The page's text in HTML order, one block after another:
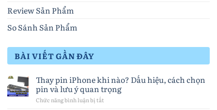
Review Sản Phẩm
So Sánh Sản Phẩm
BÀI VIẾT GẦN ĐÂY
Thay pin iPhone khi nào? Dấu hiệu, cách chọn
pin và lưu ý quan trọng
Chức năng bình luận bị tắt